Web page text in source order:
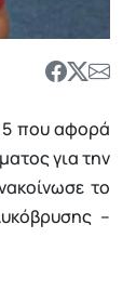
που αφορά
για την
το
–